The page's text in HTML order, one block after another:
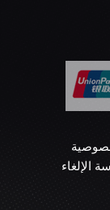
الإلغاء